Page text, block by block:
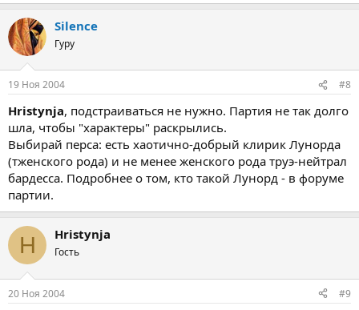
Silence
Гуру
19 Ноя 2004 #8
Hristynja, подстраиваться не нужно. Партия не так долго
шла, чтобы "характеры" раскрылись.
Выбирай перса: есть хаотично-добрый клирик Лунорда
(тженского рода) и не менее женского рода труэ-нейтрал
бардесса. Подробнее о том, кто такой Лунорд - в форуме
партии.
H Hristynja
Гость
20 Ноя 2004 #9